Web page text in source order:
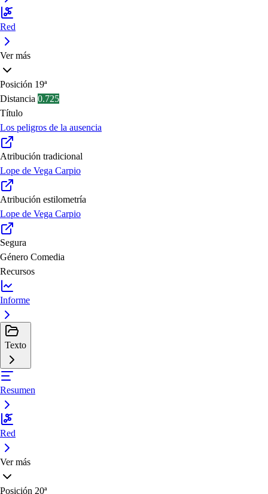
Red
Ver más
Posición 19ª
Distancia 0.725
Título
Los peligros de la ausencia
Atribución tradicional
Lope de Vega Carpio
Atribución estilometría
Lope de Vega Carpio
Segura
Género Comedia
Recursos
Informe
Texto
Resumen
Red
Ver más
Posición 20ª